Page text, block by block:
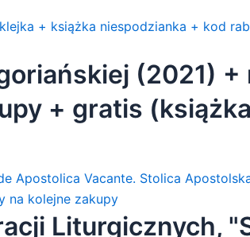
(2021)
+ gratis
+ gratis]
Liturgicznych,